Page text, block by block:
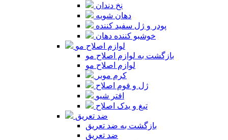
نخ دندان
دهان شویه
پودر و ژل سفید کننده
خوشبو کننده دهان
لوازم اصلاح مو
بازگشت به لوازم اصلاح مو
لوازم اصلاح مو
کرم موبر
ژل و فوم اصلاح
افتر شیو
تیغ و یدک اصلاح
ضد تعریق
بازگشت به ضد تعریق
ضد تعریق